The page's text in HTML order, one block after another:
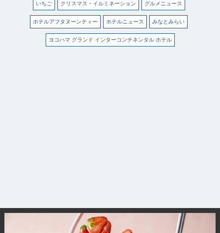
いちご クリスマス・イルミネーション グルメニュース
ホテルアフタヌーンティー ホテルニュース みなとみらい
ヨコハマ グランド インターコンチネンタル ホテル